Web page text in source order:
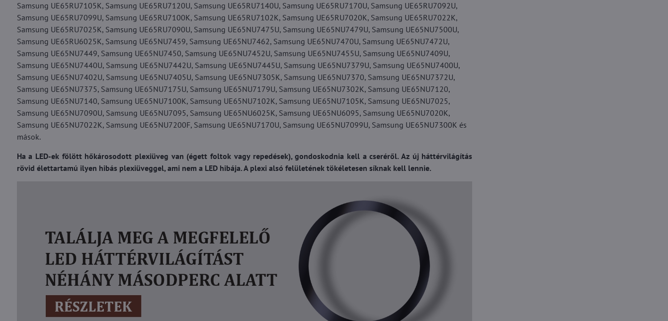
Samsung UE65RU7105K, Samsung UE65RU7120U, Samsung UE65RU7140U, Samsung UE65RU7170U, Samsung UE65RU7092U,
Samsung UE65RU7099U, Samsung UE65RU7100K, Samsung UE65RU7102K, Samsung UE65RU7020K, Samsung UE65RU7022K,
Samsung UE65RU7025K, Samsung UE65RU7090U, Samsung UE65NU7475U, Samsung UE65NU7479U, Samsung UE65NU7500U,
Samsung UE65RU6025K, Samsung UE65NU7459, Samsung UE65NU7462, Samsung UE65NU7470U, Samsung UE65NU7472U,
Samsung UE65NU7449, Samsung UE65NU7450, Samsung UE65NU7452U, Samsung UE65NU7455U, Samsung UE65NU7409U,
Samsung UE65NU7440U, Samsung UE65NU7442U, Samsung UE65NU7445U, Samsung UE65NU7379U, Samsung UE65NU7400U,
Samsung UE65NU7402U, Samsung UE65NU7405U, Samsung UE65NU7305K, Samsung UE65NU7370, Samsung UE65NU7372U,
Samsung UE65NU7375, Samsung UE65NU7175U, Samsung UE65NU7179U, Samsung UE65NU7302K, Samsung UE65NU7120,
Samsung UE65NU7140, Samsung UE65NU7100K, Samsung UE65NU7102K, Samsung UE65NU7105K, Samsung UE65NU7025,
Samsung UE65NU7090U, Samsung UE65NU7095, Samsung UE65NU6025K, Samsung UE65NU6095, Samsung UE65NU7020K,
Samsung UE65NU7022K, Samsung UE65NU7200F, Samsung UE65NU7170U, Samsung UE65NU7099U, Samsung UE65NU7300K és
mások.
Ha a LED-ek fölött hőkárosodott plexiüveg van (égett foltok vagy repedések), gondoskodnia kell a cseréről. Az új háttérvilágítás
rövid élettartamú ilyen hibás plexiüveggel, ami nem a LED hibája. A plexi alsó felületének tökéletesen síknak kell lennie.